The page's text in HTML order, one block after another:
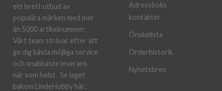
ett brett utbud av
populära märken med mer
än 5000 artikelnummer.
Vårt team strävar efter att
ge dig bästa möjliga service
och snabbaste leverans
när som helst. Se laget
bakom LindeHobby här..
Adressboks
kontakter
Önskelista
Orderhistorik
Nyhetsbrev